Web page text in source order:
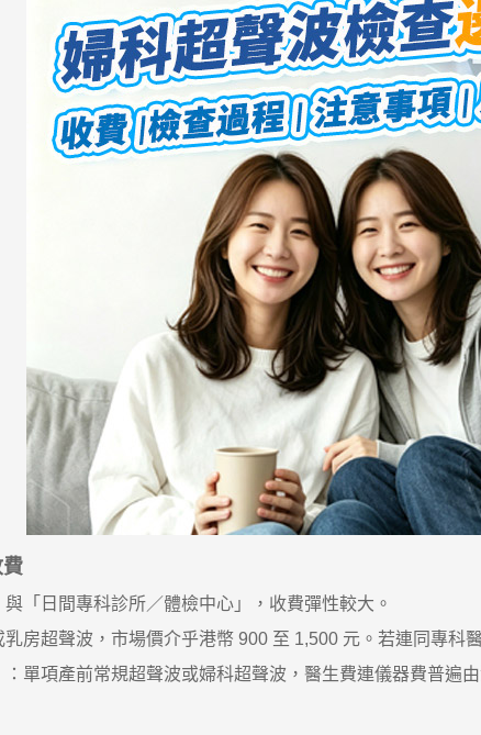
日間專科診所／體檢中心」，收費彈性較大。
超聲波，市場價介乎港幣 900 至 1,500 元。若連同專科
項產前常規超聲波或婦科超聲波，醫生費連儀器費普遍